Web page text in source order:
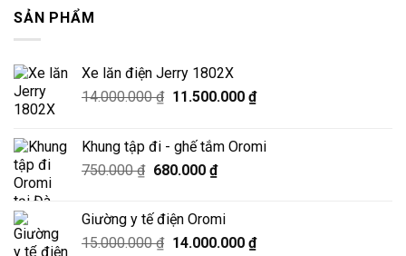
SẢN PHẨM
Xe lăn điện Jerry 1802X
14.000.000₫ Giá
14.000.000 ₫.
11.500.000 ₫Giá
là:
Khung tập đi - ghế tắm Oromi
750.000₫ Giá
là:
750.000 ₫.
680.000 ₫Giá
là:
680.000 ₫.
Giường y tế điện Oromi
15.000.000₫ Giá
14.000.000 ₫Giá